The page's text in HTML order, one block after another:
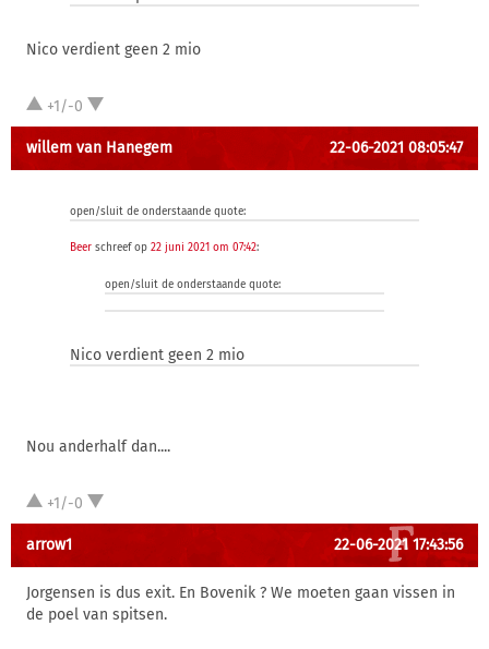
Nico verdient geen 2 mio
+1/-0
willem van Hanegem 22-06-2021 08:05:47
open/sluit de onderstaande quote:
Beer schreef op 22 juni 2021 om 07:42:
open/sluit de onderstaande quote:
Nico verdient geen 2 mio
Nou anderhalf dan....
+1/-0
arrow1 22-06-2021 17:43:56
Jorgensen is dus exit. En Bovenik ? We moeten gaan vissen in
de poel van spitsen.